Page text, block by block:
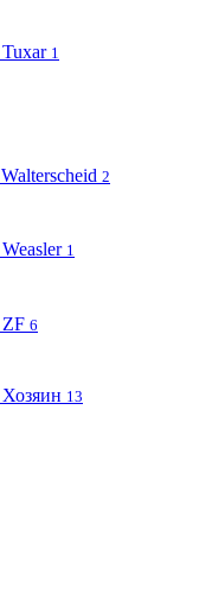
Tuxar 1
Walterscheid 2
Weasler 1
ZF 6
Хозяин 13